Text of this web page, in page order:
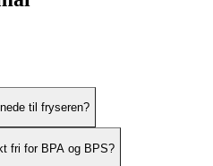
til fryseren?
fri for BPA og BPS?